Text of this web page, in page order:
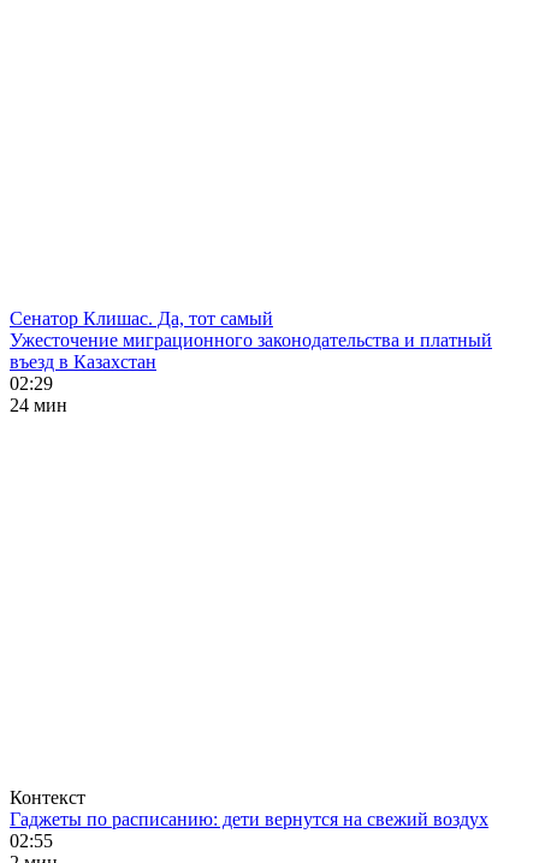
Сенатор Клишас. Да, тот самый
Ужесточение миграционного законодательства и платный
въезд в Казахстан
02:29
24 мин
Контекст
Гаджеты по расписанию: дети вернутся на свежий воздух
02:55